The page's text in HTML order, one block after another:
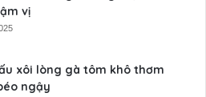
vị
xôi lòng gà tôm khô thơm
ngậy